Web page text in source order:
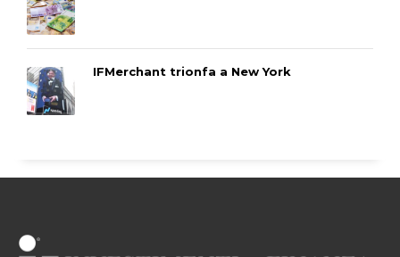
IFMerchant trionfa a New York